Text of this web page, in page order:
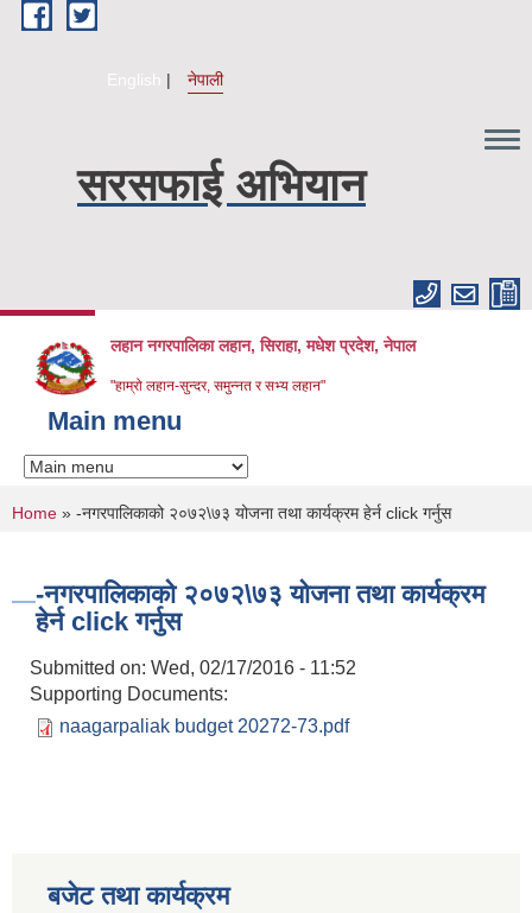
Skip to main content
English नेपाली
सरसफाई अभियान
लहान नगरपालिका लहान, सिराहा, मधेश प्रदेश, नेपाल
"हाम्रो लहान-सुन्दर, समुन्नत र सभ्य लहान"
Main menu
You are here
Home » -नगरपालिकाको २०७२\७३ योजना तथा कार्यक्रम हेर्न click गर्नुस
-नगरपालिकाको २०७२\७३ योजना तथा कार्यक्रम
हेर्न click गर्नुस
Submitted on: Wed, 02/17/2016 - 11:52
Supporting Documents:
naagarpaliak budget 20272-73.pdf
बजेट तथा कार्यक्रम